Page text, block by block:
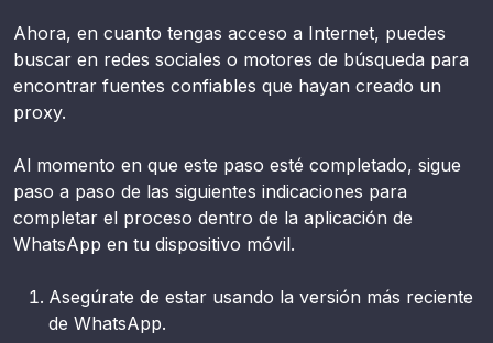
Ahora, en cuanto tengas acceso a Internet, puedes
buscar en redes sociales o motores de búsqueda para
encontrar fuentes confiables que hayan creado un
proxy.
Al momento en que este paso esté completado, sigue
paso a paso de las siguientes indicaciones para
completar el proceso dentro de la aplicación de
WhatsApp en tu dispositivo móvil.
Asegúrate de estar usando la versión más reciente
de WhatsApp.